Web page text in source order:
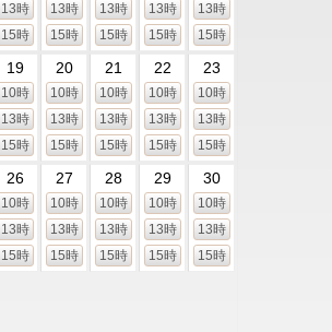
13時
15時
13時
15時
13時
15時
13時
15時
13時
15時
19
10時
13時
15時
20
10時
13時
15時
21
10時
13時
15時
22
10時
13時
15時
23
10時
13時
15時
26
10時
13時
15時
27
10時
13時
15時
28
10時
13時
15時
29
10時
13時
15時
30
10時
13時
15時